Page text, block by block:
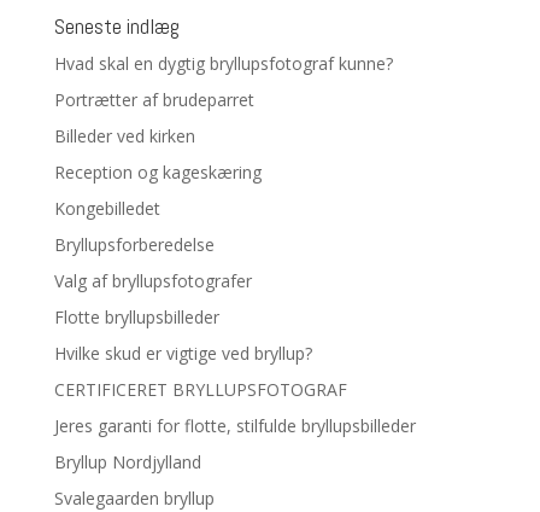
Seneste indlæg
Hvad skal en dygtig bryllupsfotograf kunne?
Portrætter af brudeparret
Billeder ved kirken
Reception og kageskæring
Kongebilledet
Bryllupsforberedelse
Valg af bryllupsfotografer
Flotte bryllupsbilleder
Hvilke skud er vigtige ved bryllup?
CERTIFICERET BRYLLUPSFOTOGRAF
Jeres garanti for flotte, stilfulde bryllupsbilleder
Bryllup Nordjylland
Svalegaarden bryllup